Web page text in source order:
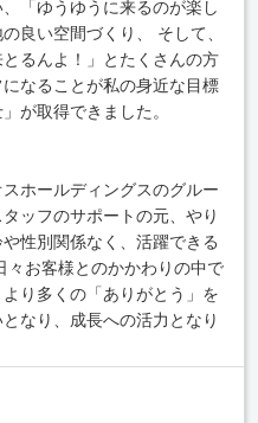
「ゆうゆうに来るのが楽し
良い空間づくり、 そして、
るんよ！」とたくさんの方
なることが私の身近な目標
が取得できました。
ホールディングスのグルー
ッフのサポートの元、やり
性別関係なく、活躍できる
々お客様とのかかわりの中で
り多くの「ありがとう」を
なり、成長への活力となり